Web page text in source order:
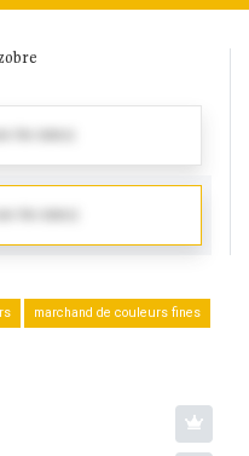
marchand de couleurs fines